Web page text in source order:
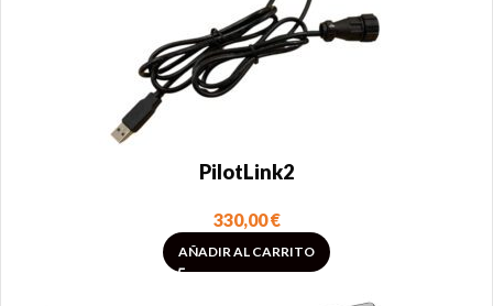
PilotLink2
330,00€
AÑADIR AL CARRITO